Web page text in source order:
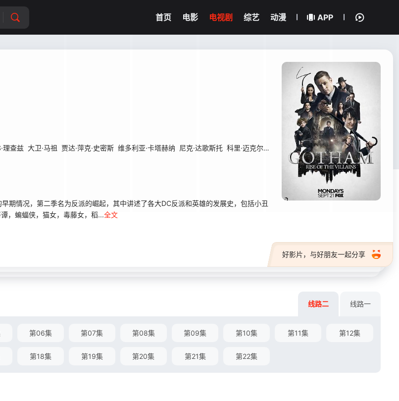
首页 电影 电视剧 综艺 动漫 APP
理查兹 大卫·马祖 贾达·萍克·史密斯 维多利亚·卡塔赫纳 尼克·达歌斯托 科里·迈克尔·史密斯 约翰·道曼 詹姆斯·弗莱恩 扎布丽
情况，第二季名为反派的崛起，其中讲述了各大DC反派和英雄的发展史，包括小丑
，蝙蝠侠，猫女，毒藤女，稻...全文
好影片，与好朋友一起分享
线路二 线路一
第06集 第07集 第08集 第09集 第10集 第11集 第12集
第18集 第19集 第20集 第21集 第22集